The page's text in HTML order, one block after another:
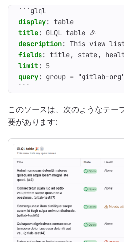
```glql
display: table
title:
GLQL table 🎉
description: This view
fields: title, state,
limit:
5
query:
group = "gitlab-org"
```
このソースは、次のようなテー
要があります: